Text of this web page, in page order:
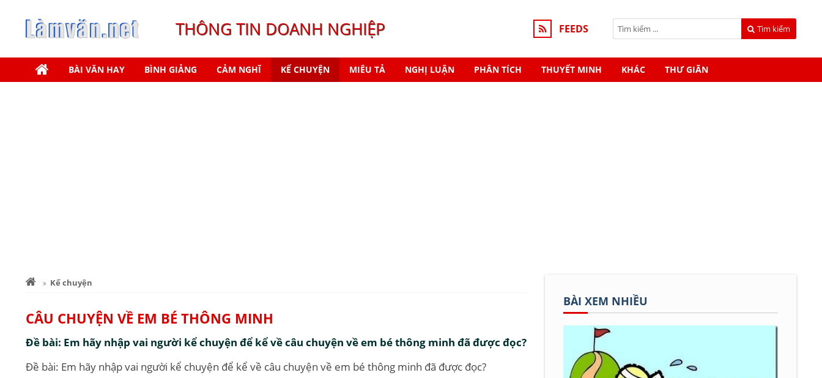
THÔNG TIN DOANH NGHIỆP FEEDS Tìm kiếm
BÀI VĂN HAY BÌNH GIẢNG CẢM NGHĨ KỂ CHUYỆN MIÊU TẢ NGHỊ LUẬN PHÂN TÍCH THUYẾT MINH KHÁC THƯ GIÃN
Kể chuyện
CÂU CHUYỆN VỀ EM BÉ THÔNG MINH
Đề bài: Em hãy nhập vai người kể chuyện để kể về câu chuyện về em bé thông minh đã được đọc?
Đề bài: Em hãy nhập vai người kể chuyện để kể về câu chuyện về em bé thông minh đã được đọc?
BÀI XEM NHIỀU